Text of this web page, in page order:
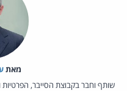
מאת‏
שותף וחבר בקבוצת הסייבר, הפרטיות